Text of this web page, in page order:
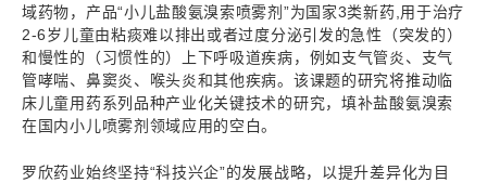
域药物，产品“小儿盐酸氨溴索喷雾剂”为国家3类新药,用于治疗
2-6岁儿童由粘痰难以排出或者过度分泌引发的急性（突发的）
和慢性的（习惯性的）上下呼吸道疾病，例如支气管炎、支气
管哮喘、鼻窦炎、喉头炎和其他疾病。该课题的研究将推动临
床儿童用药系列品种产业化关键技术的研究，填补盐酸氨溴索
在国内小儿喷雾剂领域应用的空白。
罗欣药业始终坚持“科技兴企”的发展战略，以提升差异化为目